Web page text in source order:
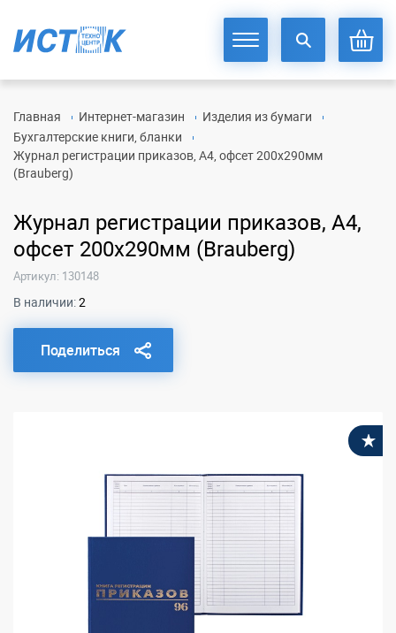
Главная Интернет-магазин
Изделия из бумаги
Бухгалтерские книги, бланки
Журнал регистрации приказов, А4, офсет 200х290мм
(Brauberg)
Журнал регистрации приказов, А4,
офсет 200х290мм (Brauberg)
Артикул: 130148
В наличии:2
Поделиться